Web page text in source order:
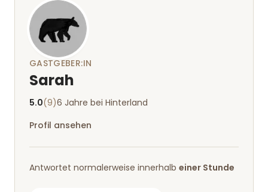
GASTGEBER:IN
Sarah
5.0(9)6 Jahre bei Hinterland
Profil ansehen
Antwortet normalerweise innerhalb einer Stunde